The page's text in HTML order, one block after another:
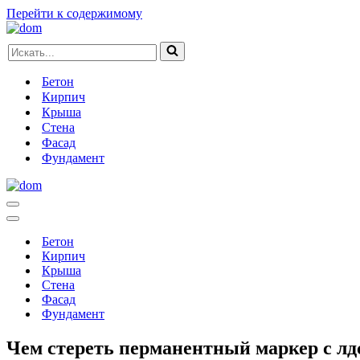
Перейти к содержимому
Искать...
Бетон
Кирпич
Крыша
Стена
Фасад
Фундамент
Меню
навигации
Меню
навигацииБетон
Кирпич
Крыша
Стена
Фасад
Фундамент
Чем стереть перманентный маркер с